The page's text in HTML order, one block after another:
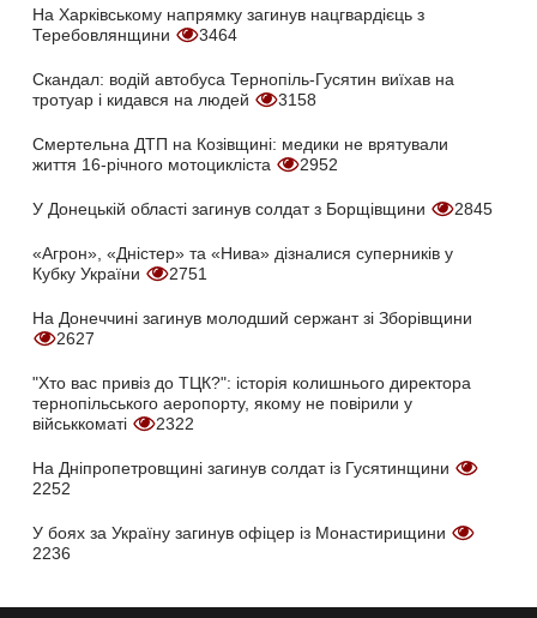
На Харківському напрямку загинув нацгвардієць з
Теребовлянщини
3464
Скандал: водій автобуса Тернопіль-Гусятин виїхав на
тротуар і кидався на людей
3158
Смертельна ДТП на Козівщині: медики не врятували
життя 16-річного мотоцикліста
2952
У Донецькій області загинув солдат з Борщівщини 2845
«Агрон», «Дністер» та «Нива» дізналися суперників у
Кубку України
2751
На Донеччині загинув молодший сержант зі Зборівщини
2627
"Хто вас привіз до ТЦК?": історія колишнього директора
тернопільського аеропорту, якому не повірили у
військкоматі
2322
На Дніпропетровщині загинув солдат із Гусятинщини
2252
У боях за Україну загинув офіцер із Монастирищини
2236